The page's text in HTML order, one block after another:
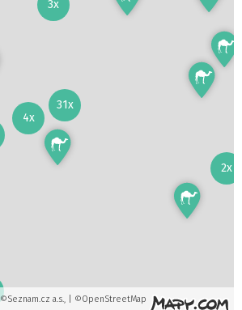
2x
3x
4x
31x
©Seznam.cz a.s., | ©OpenStreetMap